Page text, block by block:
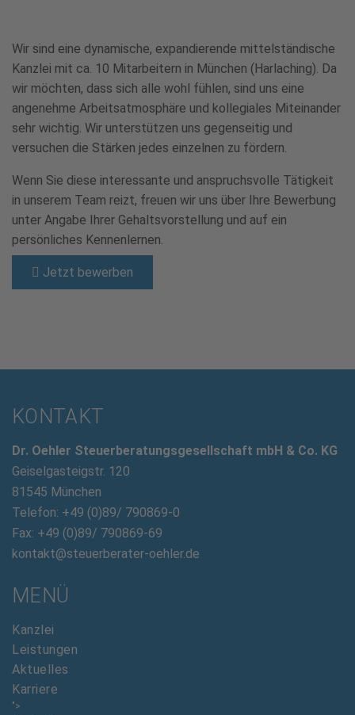
Wir sind eine dynamische, expandierende mittelständische
Kanzlei mit ca. 10 Mitarbeitern in München (Harlaching). Da
wir möchten, dass sich alle wohl fühlen, sind uns eine
angenehme Arbeitsatmosphäre und kollegiales Miteinander
sehr wichtig. Wir unterstützen uns gegenseitig und
versuchen die Stärken jedes einzelnen zu fördern.
Wenn Sie diese interessante und anspruchsvolle Tätigkeit
in unserem Team reizt, freuen wir uns über Ihre Bewerbung
unter Angabe Ihrer Gehaltsvorstellung und auf ein
persönliches Kennenlernen.
Jetzt bewerben
KONTAKT
Dr. Oehler Steuerberatungsgesellschaft mbH & Co. KG
Geiselgasteigstr. 120
81545 München
Telefon: +49 (0)89/ 790869-0
Fax: +49 (0)89/ 790869-69
kontakt@steuerberater-oehler.de
MENÜ
Kanzlei
Leistungen
Aktuelles
Karriere
">